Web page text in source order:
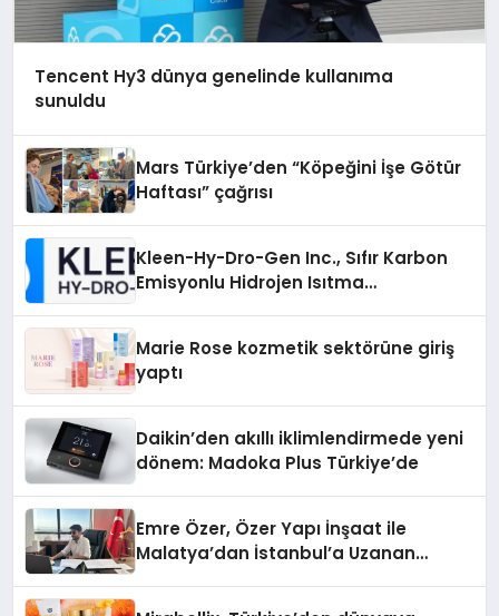
Tencent Hy3 dünya genelinde kullanıma
sunuldu
Mars Türkiye’den “Köpeğini İşe Götür
Haftası” çağrısı
Kleen-Hy-Dro-Gen Inc., Sıfır Karbon
Emisyonlu Hidrojen Isıtma
Marie Rose kozmetik sektörüne giriş
yaptı
Daikin’den akıllı iklimlendirmede yeni
dönem: Madoka Plus Türkiye’de
Emre Özer, Özer Yapı İnşaat ile
Malatya’dan İstanbul’a Uzanan